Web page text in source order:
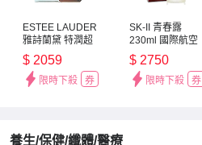
ESTEE LAUDER
雅詩蘭黛 特潤超
導全方位修護露
100ml 小棕瓶 國
際航空版
$ 2059
限時下殺 券
SK-II 青春露
230ml 國際航空
版
$ 2750
限時下殺 券
養生/保健/纖體/醫療